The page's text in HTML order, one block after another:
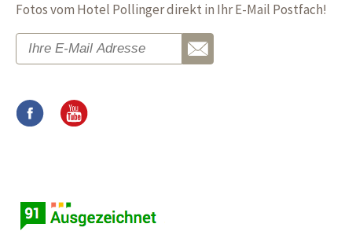
Fotos vom Hotel Pollinger direkt in Ihr E-Mail Postfach!